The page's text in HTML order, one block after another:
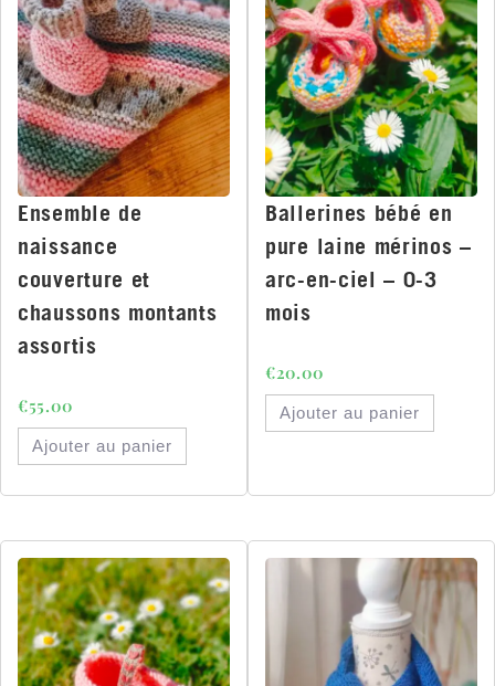
Ensemble de
naissance
couverture et
chaussons montants
assortis
€55.00
Ajouter au panier
Ballerines bébé en
pure laine mérinos –
arc-en-ciel – 0-3
mois
€20.00
Ajouter au panier